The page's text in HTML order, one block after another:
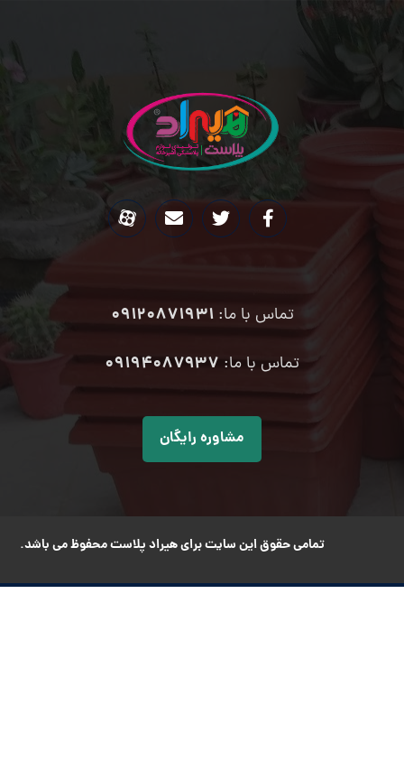
تماس با ما:09120871931
تماس با ما: ۰۹۱۹۴۰۸۷۹۳۷
مشاوره رایگان
تمامی حقوق این سایت برای هیراد پلاست محفوظ می باشد.